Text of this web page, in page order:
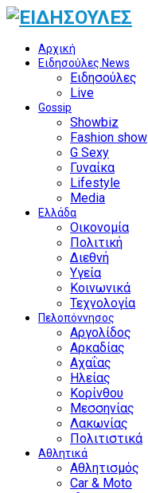
Αρχική
Ειδησούλες News
Ειδησούλες
Live
Gossip
Showbiz
Fashion show
G Sexy
Γυναίκα
Lifestyle
Media
Ελλάδα
Οικονομία
Πολιτική
Διεθνή
Υγεία
Κοινωνικά
Τεχνολογία
Πελοπόννησος
Αργολίδος
Αρκαδίας
Αχαΐας
Ηλείας
Κορίνθου
Μεσσηνίας
Λακωνίας
Πολιτιστικά
Αθλητικά
Αθλητισμός
Car & Moto